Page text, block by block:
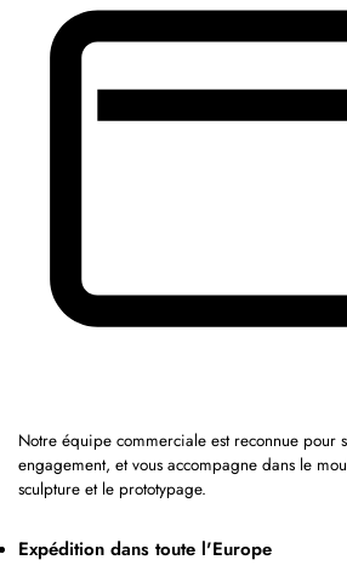
Notre équipe commerciale est reconnue pour
engagement, et vous accompagne dans le
sculpture et le prototypage.
Expédition dans toute l'Europe